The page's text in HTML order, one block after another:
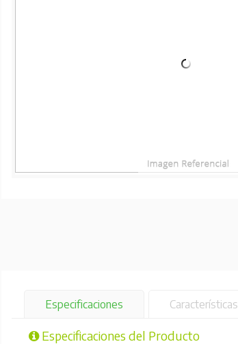
Especificaciones Características
Especificaciones del Producto